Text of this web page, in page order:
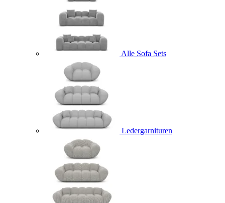
Alle Sofa Sets
Ledergarnituren